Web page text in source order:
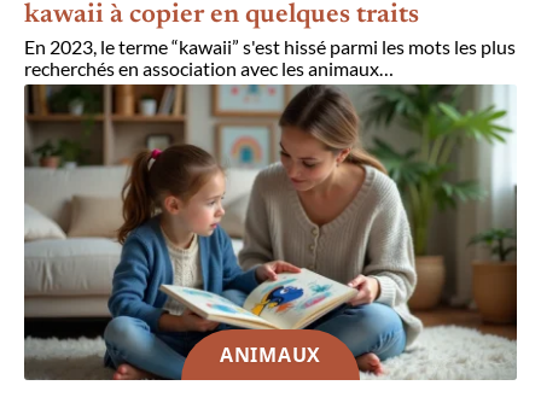
kawaii à copier en quelques traits
En 2023, le terme “kawaii” s'est hissé parmi les mots les plus
recherchés en association avec les animaux…
ANIMAUX